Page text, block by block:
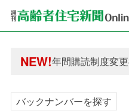
NEW!
年間購読制度変
年間購読制度変
バックナンバーを探す